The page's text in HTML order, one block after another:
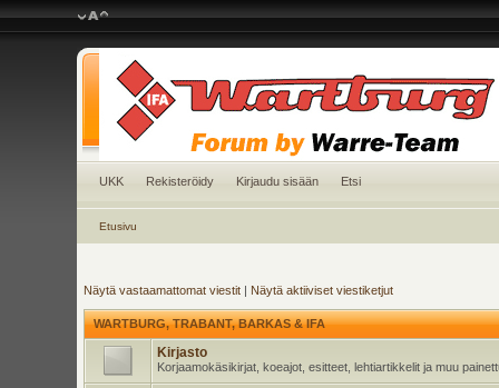
UKK Rekisteröidy Kirjaudu sisään Etsi
Etusivu
Näytä vastaamattomat viestit| Näytä aktiiviset viestiketjut
WARTBURG, TRABANT, BARKAS & IFA
Kirjasto
Korjaamokäsikirjat, koeajot, esitteet, lehtiartikkelit ja muu